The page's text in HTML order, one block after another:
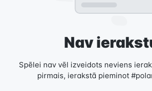
Nav
Spēlei nav vēl izveidots neviens
pirmais, ierakstā pieminot